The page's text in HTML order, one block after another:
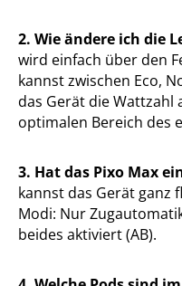
2. Wie ändere ich die
wird einfach über den
kannst zwischen Eco,
das Gerät die Wattzahl
optimalen Bereich des
3. Hat das Pixo Max
kannst das Gerät ganz
Modi: Nur
beides aktiviert (AB).